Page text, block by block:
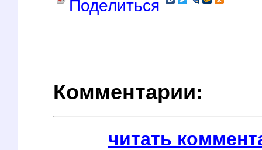
Поделиться
Комментарии:
читать